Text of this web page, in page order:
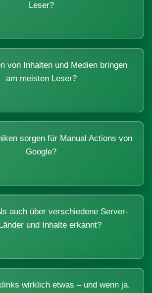
Leser?
von Inhalten und Medien bringen
am meisten Leser?
sorgen für Manual Actions von
Google?
auch über verschiedene Server-
und Inhalte erkannt?
wirklich etwas – und wenn ja,